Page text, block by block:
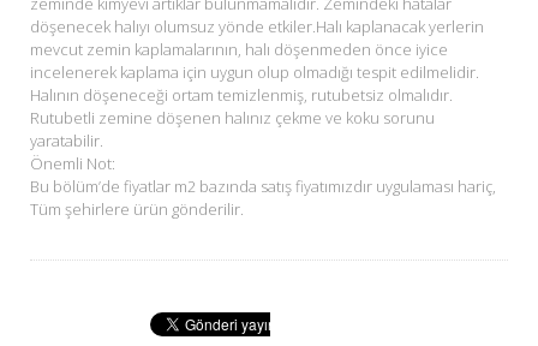
döşenecek halıyı olumsuz yönde etkiler.Halı kaplanacak yerlerin
mevcut zemin kaplamalarının, halı döşenmeden önce iyice
incelenerek kaplama için uygun olup olmadığı tespit edilmelidir.
Halının döşeneceği ortam temizlenmiş, rutubetsiz olmalıdır.
Rutubetli zemine döşenen halınız çekme ve koku sorunu
yaratabilir.
Önemli Not:
Bu bölüm’de fiyatlar m2 bazında satış fiyatımızdır uygulaması hariç,
Tüm şehirlere ürün gönderilir.